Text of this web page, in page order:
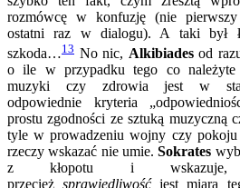
rozmówcę w konfuzję (nie
ostatni raz w dialogu). A taki był
szkoda…13 No nic, Alkibiadesod
o ile w przypadku tego co należyte
muzyki czy zdrowia jest w
odpowiednie kryteria
prostu zgodności ze sztuką muzyczną
tyle w prowadzeniu wojny czy
rzeczy wskazać nie umie.Sokrates
z kłopotu i
przecieżsprawiedliwośćjest miarą